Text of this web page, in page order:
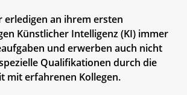
erledigen an ihrem ersten
Künstlicher Intelligenz (KI) immer
und erwerben auch nicht
Qualifikationen durch die
mit erfahrenen Kollegen.